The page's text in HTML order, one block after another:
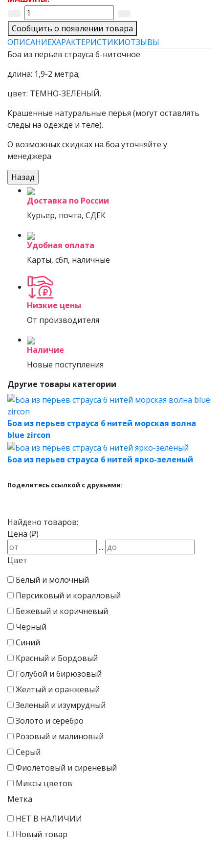
Сообщить о появлении товара
ОПИСАНИЕХАРАКТЕРИСТИКИОТЗЫВЫ
Боа из перьев страуса 6-ниточное
длина: 1,9-2 метра;
цвет: ТЕМНО-ЗЕЛЕНЫЙ.
Крашенные натуральные перья (могут оставлять
следы на одежде и теле).
О возможных скидках на боа уточняйте у
менеджера
Доставка по России
Курьер, почта, СДЕК
Удобная оплата
Карты, сбп, наличные
Низкие цены
От производителя
Наличие
Новые поступления
Другие товары категории
Боа из перьев страуса 6 нитей морская волна
blue zircon
Боа из перьев страуса 6 нитей ярко-зеленый
Поделитесь ссылкой с друзьями:
Найдено товаров:
Цена (₽)
...
Цвет
Белый и молочный
Персиковый и коралловый
Бежевый и коричневый
Черный
Синий
Красный и Бордовый
Голубой и бирюзовый
Желтый и оранжевый
Зеленый и изумрудный
Золото и серебро
Розовый и малиновый
Серый
Фиолетовый и сиреневый
Миксы цветов
Метка
НЕТ В НАЛИЧИИ
Новый товар